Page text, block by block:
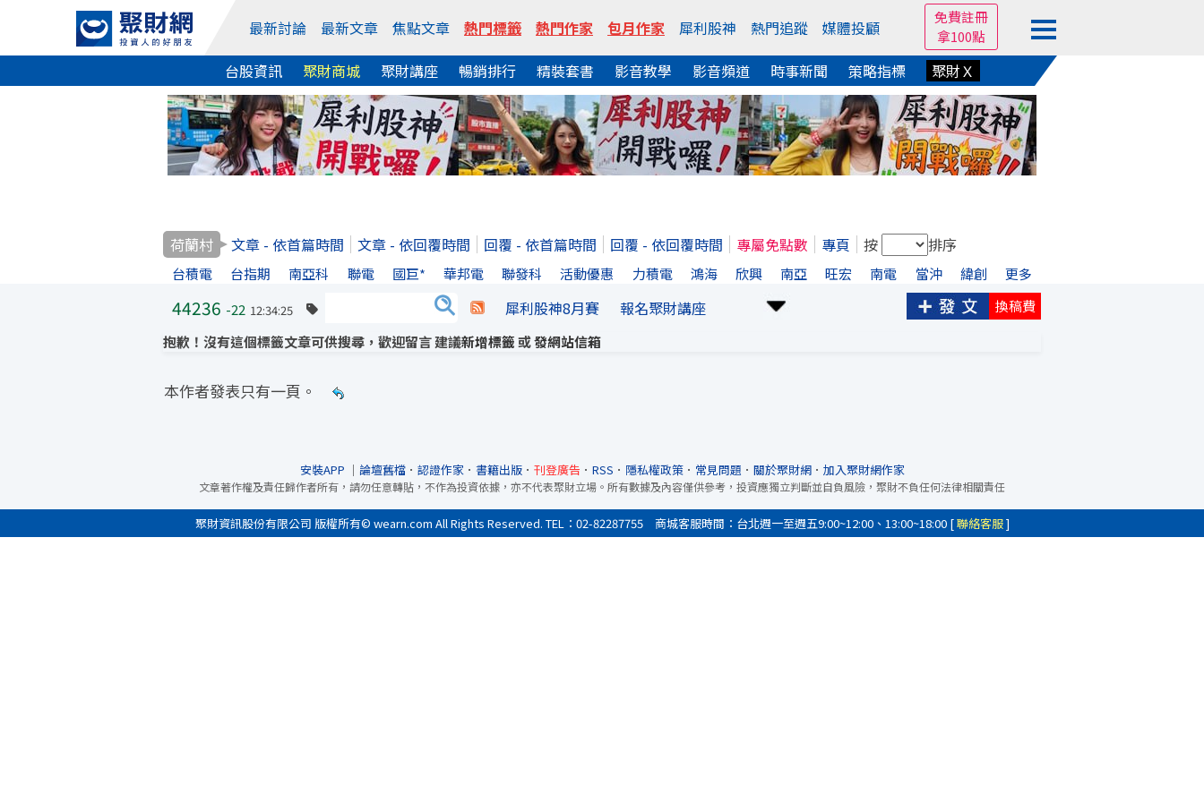
最新討論 最新文章 焦點文章 熱門標籤 熱門作家 包月作家 犀利股神 熱門追蹤 媒體投顧
免費註冊
拿100點
台股資訊 聚財商城 聚財講座 暢銷排行 精裝套書 影音教學 影音頻道 時事新聞 策略指標 聚財Ｘ
荷蘭村 文章 - 依首篇時間 文章 - 依回覆時間 回覆 - 依首篇時間 回覆 - 依回覆時間 專屬免點數 專頁 按 排序
台積電 台指期 南亞科 聯電 國巨* 華邦電 聯發科 活動優惠 力積電 鴻海 欣興 南亞 旺宏 南電 當沖 緯創 更多
44236 -22 12:34:25 犀利股神8月賽 報名聚財講座
換稿費
抱歉！沒有這個標籤文章可供搜尋，歡迎留言 建議新增標籤或發網站信箱
本作者發表只有一頁。
安裝APP ｜ 論壇舊檔． 認證作家． 書籍出版． 刊登廣告 ． RSS ． 隱私權政策． 常見問題 ． 關於聚財網． 加入聚財網作家
文章著作權及責任歸作者所有，請勿任意轉貼，不作為投資依據，亦不代表聚財立場。所有數據及內容僅供參考，投資應獨立判斷並自負風險，聚財不負任何法律相關責任
聚財資訊股份有限公司 版權所有© wearn.com All Rights Reserved. TEL：02-82287755 商城客服時間：台北週一至週五9:00~12:00、13:00~18:00 [聯絡客服]